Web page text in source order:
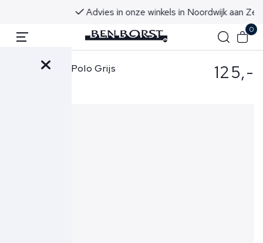
Advies in onze winkels in Noordwijk aan Zee
0
Ralph Lauren Polo Grijs 125,-